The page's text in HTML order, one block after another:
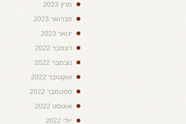
מרץ 2023
פברואר 2023
ינואר 2023
דצמבר 2022
נובמבר 2022
אוקטובר 2022
ספטמבר 2022
אוגוסט 2022
יולי 2022